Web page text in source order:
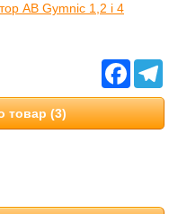
AB Gymnic 1,2 і 4
товар (3)